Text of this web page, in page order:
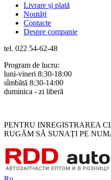
Livrare și plată
Noutăți
Contacte
Despre companie
tel. 022 54-62-48
Program de lucru:
luni-vineri 8:30-18:00
sîmbătă 8:30-14:00
duminica - zi liberă
PENTRU INREGISTRAREA
RUGĂM SĂ SUNAȚI PE